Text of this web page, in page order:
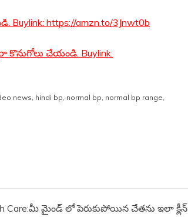
https://amzn.to/3Jnwt0b
చేయండి. Buylink:
news hindi bp normal bp normal bp range
Care:మీ మైండ్ లో పెరుకుపోయిన చేతను ఇలా క్లీన్